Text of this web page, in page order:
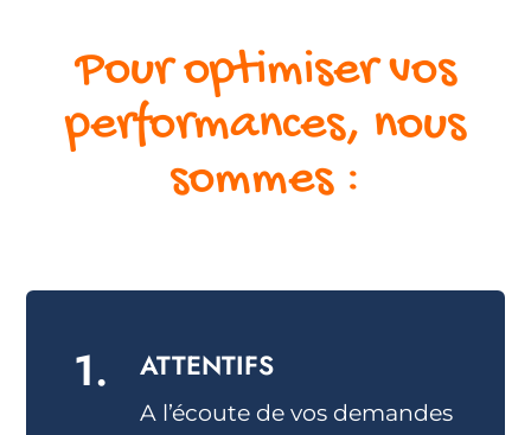
Pour optimiser vos
performances, nous
sommes :
1. ATTENTIFS
A l’écoute de vos demandes